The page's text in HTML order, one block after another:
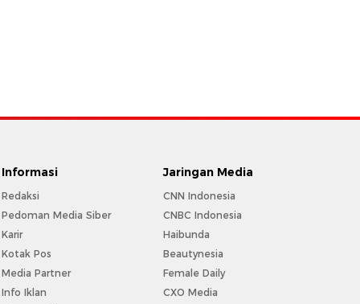
Informasi
Redaksi
Pedoman Media Siber
Karir
Kotak Pos
Media Partner
Info Iklan
Jaringan Media
CNN Indonesia
CNBC Indonesia
Haibunda
Beautynesia
Female Daily
CXO Media